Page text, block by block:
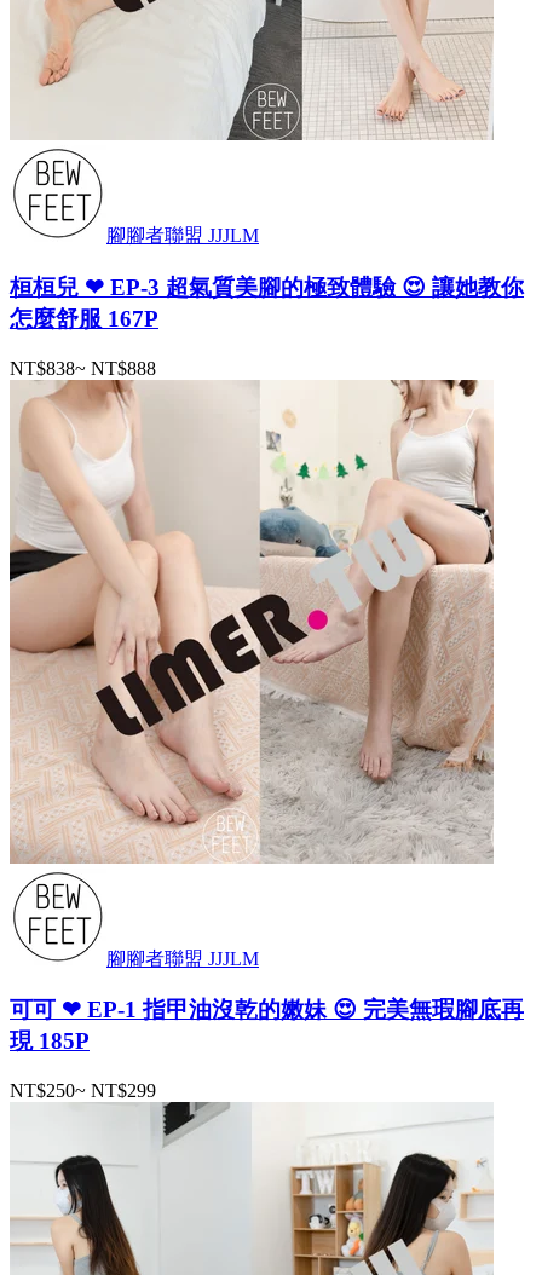
腳腳者聯盟 JJJLM
桓桓兒 ❤ EP-3 超氣質美腳的極致體驗 😍 讓她教你
怎麼舒服 167P
NT$838~ NT$888
腳腳者聯盟 JJJLM
可可 ❤ EP-1 指甲油沒乾的嫩妹 😍 完美無瑕腳底再
現 185P
NT$250~ NT$299